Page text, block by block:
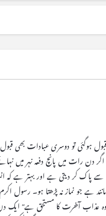
ہوگئی تو دوسری عبادات بھی قبول
رات میں پانچ دفعہ نہر میں
سے پاک کر دیتی ہے اور بہتر ہے کہ
ہے جو نماز نہ پڑھتا ہو۔ رسول اکرم
عذاب آخرت کا مستحق ہے” ایک